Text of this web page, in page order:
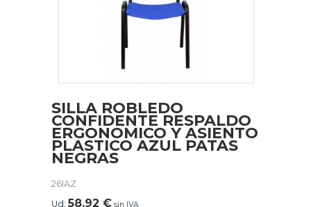
SILLA ROBLEDO
CONFIDENTE RESPALDO
ERGONOMICO Y ASIENTO
PLASTICO AZUL PATAS
NEGRAS
26IAZ
Ud:58.92 € sin IVA